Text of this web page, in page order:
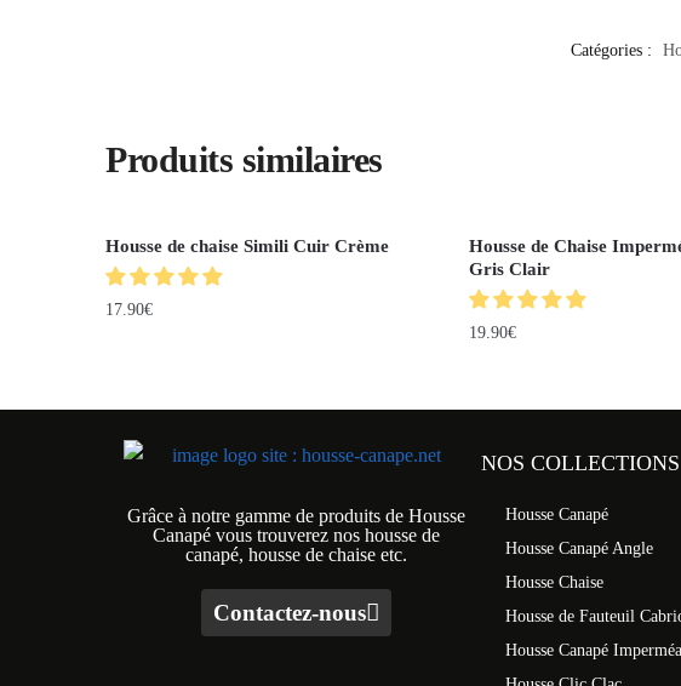
Catégories :
Produits similaires
Housse de chaise Simili Cuir Crème
17.90€
Housse de Chaise
Gris Clair
19.90€
Grâce à notre gamme de produits de Housse
Canapé vous trouverez nos housse de
canapé, housse de chaise etc.
Contactez-nous
NOS COLLECTIONS
Housse Canapé
Housse Canapé Angle
Housse Chaise
Housse de Fauteuil
Housse Canapé